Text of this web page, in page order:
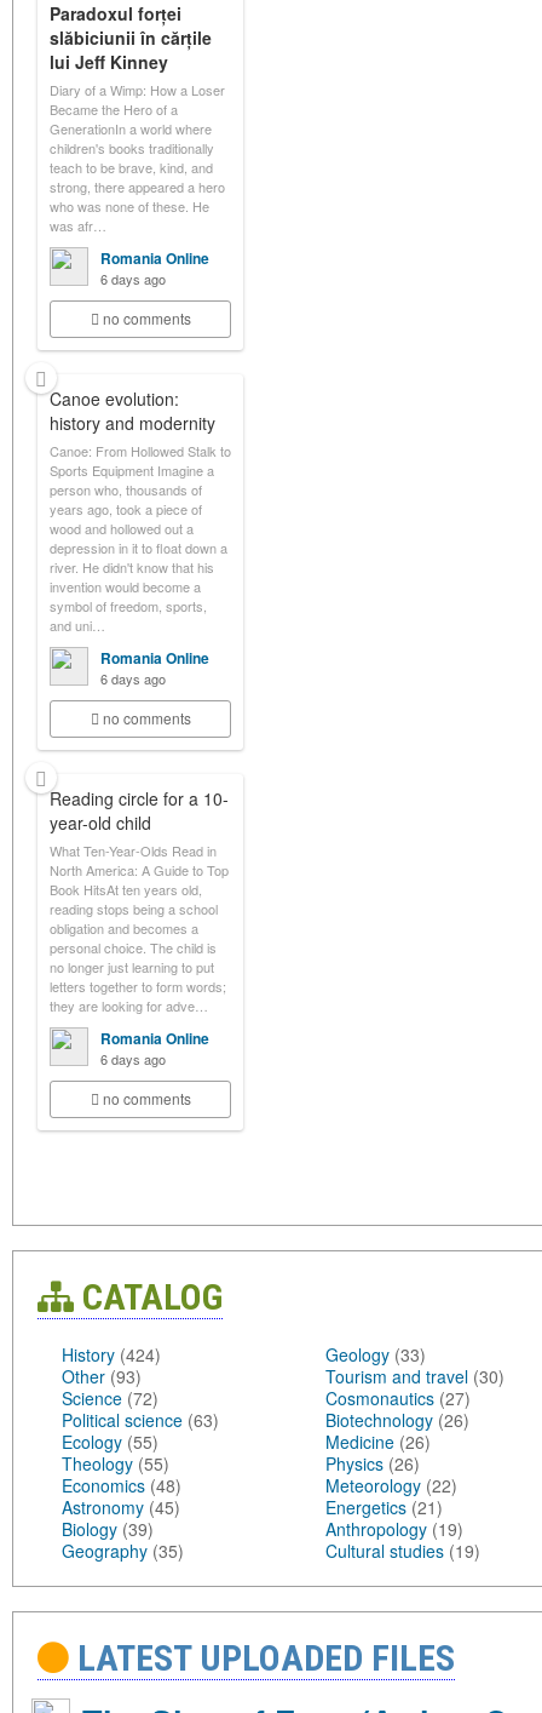
Paradoxul forței
slăbiciunii în cărțile
lui Jeff Kinney
Diary of a Wimp: How a Loser
Became the Hero of a
GenerationIn a world where
children's books traditionally
teach to be brave, kind, and
strong, there appeared a hero
who was none of these. He
was afr…
Romania Online
6 days ago
no comments
Canoe evolution:
history and modernity
Canoe: From Hollowed Stalk to
Sports Equipment Imagine a
person who, thousands of
years ago, took a piece of
wood and hollowed out a
depression in it to float down a
river. He didn't know that his
invention would become a
symbol of freedom, sports,
and uni…
Romania Online
6 days ago
no comments
Reading circle for a 10-
year-old child
What Ten-Year-Olds Read in
North America: A Guide to Top
Book HitsAt ten years old,
reading stops being a school
obligation and becomes a
personal choice. The child is
no longer just learning to put
letters together to form words;
they are looking for adve…
Romania Online
6 days ago
no comments
CATALOG
History (424)
Other (93)
Science (72)
Political science (63)
Ecology (55)
Theology (55)
Economics (48)
Astronomy (45)
Biology (39)
Geography (35)
Geology (33)
Tourism and travel (30)
Cosmonautics (27)
Biotechnology (26)
Medicine (26)
Physics (26)
Meteorology (22)
Energetics (21)
Anthropology (19)
Cultural studies (19)
LATEST UPLOADED FILES